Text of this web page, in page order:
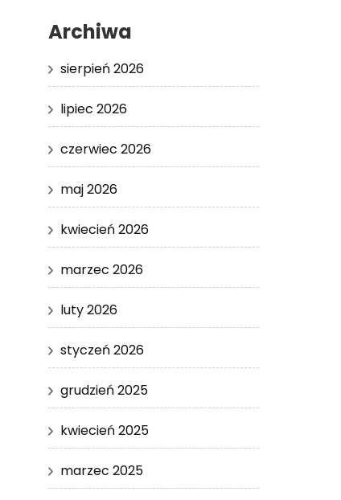
Archiwa
sierpień 2026
lipiec 2026
czerwiec 2026
maj 2026
kwiecień 2026
marzec 2026
luty 2026
styczeń 2026
grudzień 2025
kwiecień 2025
marzec 2025